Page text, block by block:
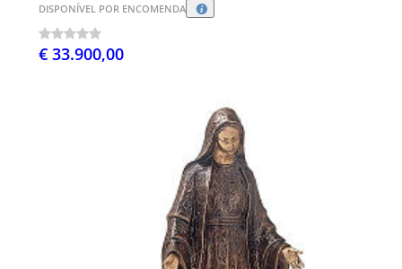
DISPONÍVEL POR ENCOMENDA
€ 33.900,00